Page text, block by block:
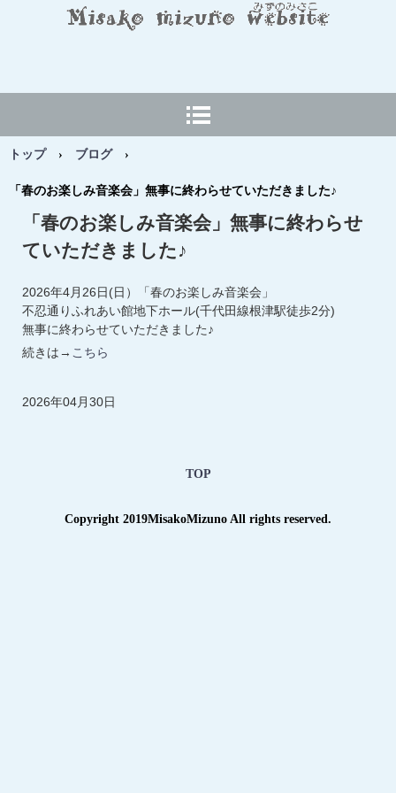
site
トップ › ブログ ›
「春のお楽しみ音楽会」無事に終わらせていただきました♪
「春のお楽しみ音楽会」無事に終わらせ
ていただきました♪
2026年4月26日(日）「春のお楽しみ音楽会」
不忍通りふれあい館地下ホール(千代田線根津駅徒歩2分)
無事に終わらせていただきました♪
続きは→ こちら
2026年04月30日
TOP
Copyright 2019MisakoMizuno All rights reserved.